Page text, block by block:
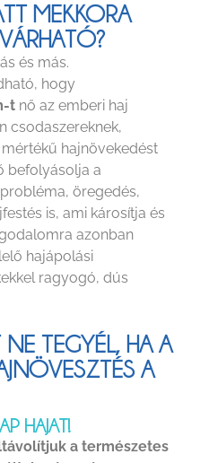
MEKKORA
és más.
hogy
t nő az emberi haj
csodaszereknek,
hajnövekedést
befolyásolja a
öregedés,
is, ami károsítja és
azonban
hajápolási
ragyogó, dús
TEGYÉL, HA A
A
HAJAT!
a természetes